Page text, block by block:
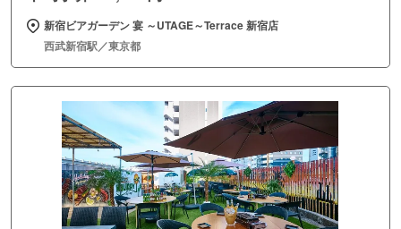
新宿ビアガーデン 宴 ～UTAGE～Terrace 新宿店
西武新宿駅／東京都